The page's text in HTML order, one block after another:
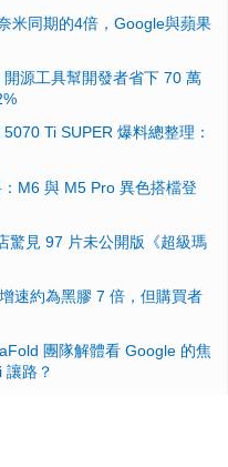
米同期的4倍，Google與蘋果
源工具幫開發者省下 70 萬
Ti SUPER 爆料總整理：
M6 與 M5 Pro 異色搭檔登
驚見 97 片未公開版《超級瑪
速約為黑膠 7 倍，但購買者
團隊解體看 Google 的焦
讓路？